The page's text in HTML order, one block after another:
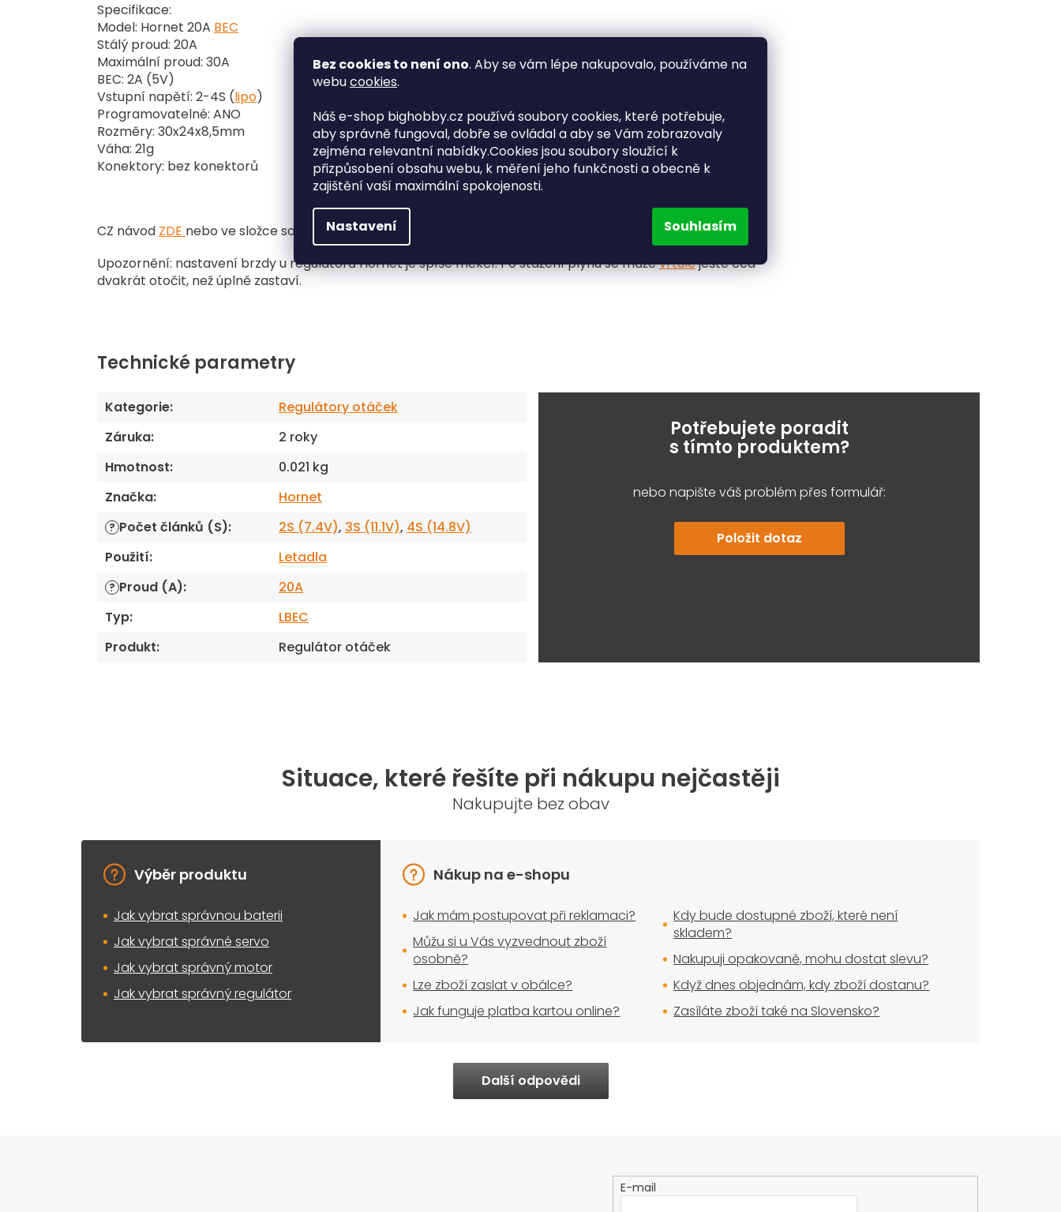
Bez cookies to není ono. Aby se vám lépe nakupovalo, používáme na
webucookies.
Náš e-shop bighobby.cz používá soubory cookies, které potřebuje,
aby správně fungoval, dobře se ovládal a aby se Vám zobrazovaly
zejména relevantní nabídky.Cookies jsou soubory sloužící k
přizpůsobení obsahu webu, k měření jeho funkčnosti a obecně k
zajištění vaší maximální spokojenosti.
Nastavení Souhlasím
Specifikace:
Model: Hornet 20A BEC
Stálý proud: 20A
Maximální proud: 30A
BEC: 2A (5V)
Vstupní napětí: 2-4S (lipo)
Programovatelné: ANO
Rozměry: 30x24x8,5mm
Váha: 21g
Konektory: bez konektorů
CZ návod ZDE nebo ve složce související soubory.
Upozornění: nastavení brzdy u regulátorů Hornet je spíše měkčí. Po stažení plynu se můževrtuleješte cca
dvakrát otočit, než úplně zastaví.
Technické parametry
Kategorie:
Regulátory otáček
Záruka:
2 roky
Hmotnost:
0.021 kg
Značka: Hornet
? Počet článků (S): 2S (7.4V), 3S (11.1V), 4S (14.8V)
Použití: Letadla
? Proud (A):
20A
Typ:
LBEC
Produkt: Regulátor otáček
Potřebujete poradit
s tímto produktem?
nebo napište váš problém přes formulář:
Položit dotaz
Situace, které řešíte při nákupu nejčastěji
Nakupujte bez obav
Výběr produktu
Jak vybrat správnou baterii
Jak vybrat správné servo
Jak vybrat správný motor
Jak vybrat správný regulátor
Nákup na e-shopu
Jak mám postupovat při reklamaci?
Můžu si u Vás vyzvednout zboží
osobně?
Lze zboží zaslat v obálce?
Jak funguje platba kartou online?
Kdy bude dostupné zboží, které není
skladem?
Nakupuji opakovaně, mohu dostat slevu?
Když dnes objednám, kdy zboží dostanu?
Zasíláte zboží také na Slovensko?
Další odpovědi
E-mail